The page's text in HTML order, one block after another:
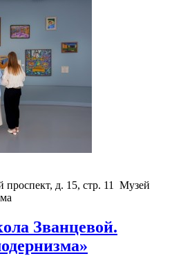
д. 15, стр. 11
Музей
Званцевой.